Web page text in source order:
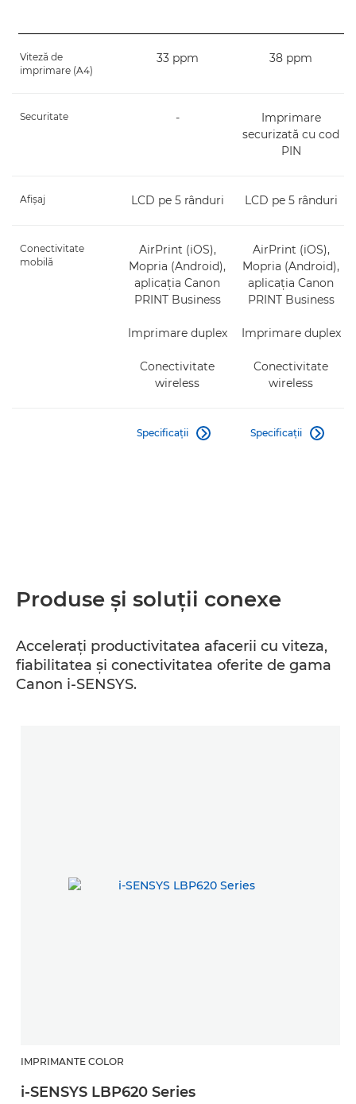
Viteză de
imprimare (A4)
33 ppm 38 ppm
Securitate -
Imprimare
securizată cu cod
PIN
Afişaj LCD pe 5 rânduri LCD pe 5 rânduri
Conectivitate
mobilă
AirPrint (iOS),
Mopria (Android),
aplicaţia Canon
PRINT Business
Imprimare duplex
Conectivitate
wireless
AirPrint (iOS),
Mopria (Android),
aplicaţia Canon
PRINT Business
Imprimare duplex
Conectivitate
wireless
Specificaţii  Specificaţii 
Produse şi soluţii conexe
Acceleraţi productivitatea afacerii cu viteza,
fiabilitatea şi conectivitatea oferite de gama
Canon i-SENSYS.
IMPRIMANTE COLOR
i-SENSYS LBP620 Series